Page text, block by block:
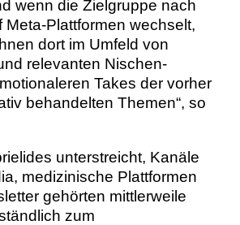
wenn die Zielgruppe nach
Meta-Plattformen wechselt,
dort im Umfeld von
relevanten Nischen-
Takes der vorher
behandelten Themen“, so
unterstreicht, Kanäle
medizinische Plattformen
gehörten mittlerweile
zum